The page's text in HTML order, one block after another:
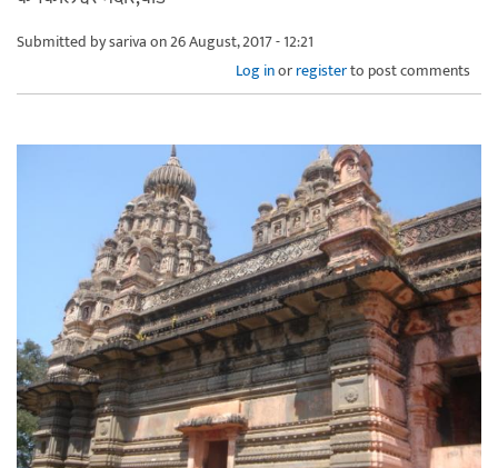
Submitted bysarivaon 26 August, 2017 - 12:21
Log inorregisterto post comments